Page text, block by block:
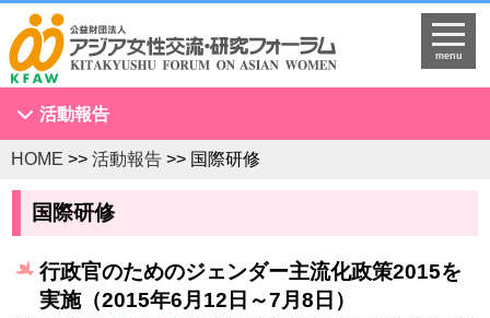
menu
活動報告
アジア女性会議
NGOセミナー
KFAWアジア研究者ネットワーク開催セミナー
国際理解促進事業
HOME >> 活動報告 >> 国際研修
国際研修
行政官のためのジェンダー主流化政策2015を
実施（2015年6月12日～7月8日）